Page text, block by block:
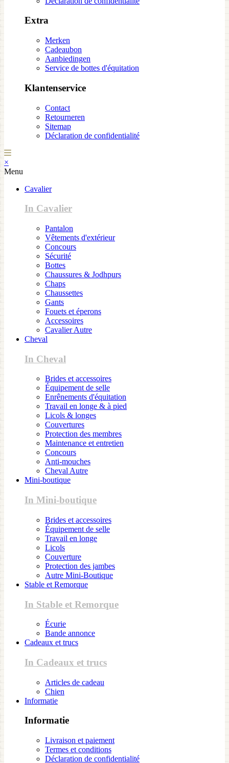
Extra
Merken
Cadeaubon
Aanbiedingen
Service de bottes d'équitation
Klantenservice
Contact
Retourneren
Sitemap
Déclaration de confidentialité
×
Menu
Cavalier
In Cavalier
Pantalon
Vêtements d'extérieur
Concours
Sécurité
Bottes
Chaussures & Jodhpurs
Chaps
Chaussettes
Gants
Fouets et éperons
Accessoires
Cavalier Autre
Cheval
In Cheval
Brides et accessoires
Équipement de selle
Enrênements d'équitation
Travail en longe & à pied
Licols & longes
Couvertures
Protection des membres
Maintenance et entretien
Concours
Anti-mouches
Cheval Autre
Mini-boutique
In Mini-boutique
Brides et accessoires
Équipement de selle
Travail en longe
Licols
Couverture
Protection des jambes
Autre Mini-Boutique
Stable et Remorque
In Stable et Remorque
Écurie
Bande annonce
Cadeaux et trucs
In Cadeaux et trucs
Articles de cadeau
Chien
Informatie
Informatie
Livraison et paiement
Termes et conditions
Déclaration de confidentialité